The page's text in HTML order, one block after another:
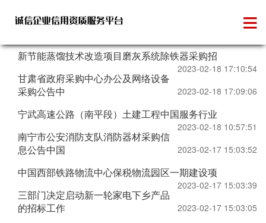
政府招标
新节能蒸馏技术改造项目磨灰系统除铁器采购招
2023-02-18 17:10:54
甘肃省政府采购中心办公及网络设备
采购公告中
2023-02-18 17:09:06
宁武高速公路（南平段）土建工程中国服务行业
2023-02-18 10:57:51
南宁市公安消防支队消防器材采购信
息公告中国
2023-02-17 15:03:52
中国西部铁路物流中心保税物流园区一期建设项
2023-02-17 15:03:39
三部门决定启动新一轮家电下乡产品
的招标工作
2023-02-17 15:03:05